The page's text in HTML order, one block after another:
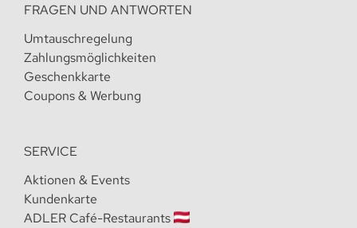
FRAGEN UND ANTWORTEN
Umtauschregelung
Zahlungsmöglichkeiten
Geschenkkarte
Coupons & Werbung
SERVICE
Aktionen & Events
Kundenkarte
ADLER Café-Restaurants